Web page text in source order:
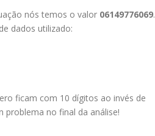
nós temos o valor 06149776069.
dados utilizado:
ficam com 10 dígitos ao invés de
problema no final da análise!